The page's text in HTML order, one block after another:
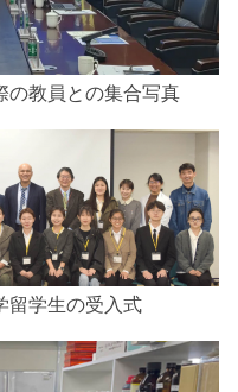
の教員との集合写真
留学生の受入式